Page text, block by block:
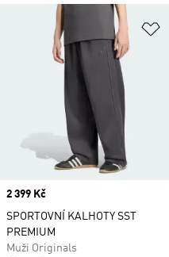
Price
2 399 Kč
SPORTOVNÍ KALHOTY SST
PREMIUM
Muži Originals